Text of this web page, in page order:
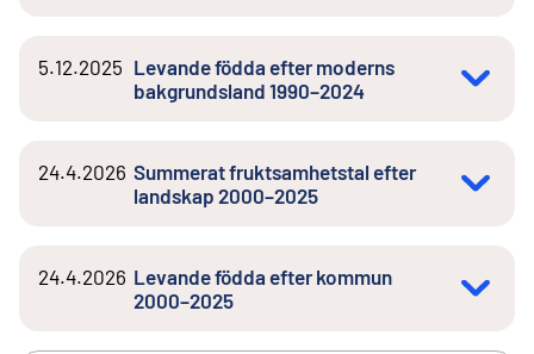
5.12.2025 Levande födda efter moderns
bakgrundsland 1990–2024
24.4.2026 Summerat fruktsamhetstal efter
landskap 2000–2025
24.4.2026 Levande födda efter kommun
2000–2025